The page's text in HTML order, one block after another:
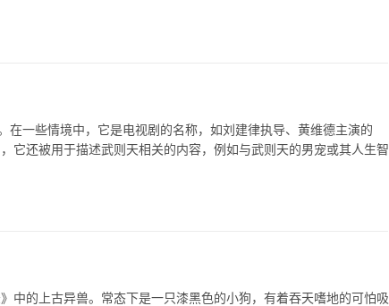
在一些情境中，它是电视剧的名称，如刘建律执导、黄维德主演的
它还被用于描述武则天相关的内容，例如与武则天的男宠或其人生智
中的上古异兽。常态下是一只漆黑色的小狗，有着吞天嗜地的可怕吸